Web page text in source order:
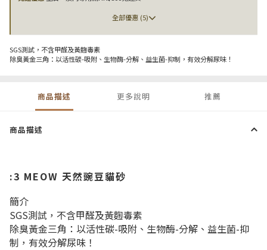
全部優惠 (5)
SGS測試，不含甲醛及黃麴毒素
除臭黃金三角：以活性碳-吸附、生物酶-分解、益生菌-抑制，有效分解尿味！
商品描述 更多說明 推薦
商品描述
:3 MEOW 天然豌豆貓砂
簡介
SGS測試，不含甲醛及黃麴毒素
除臭黃金三角：以活性碳-吸附、生物酶-分解、益生菌-抑
制，有效分解尿味！